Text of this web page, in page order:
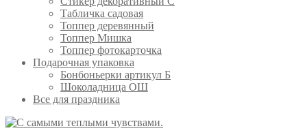
Табличка садовая
Топпер деревянный
Топпер Мишка
Топпер фотокарточка
Подарочная упаковка
Бонбоньерки артикул Б
Шоколадница ОШ
Все для праздника